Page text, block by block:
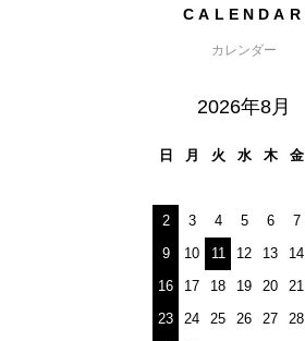
CALENDAR
カレンダー
2026年8月
日 月 火 水 木 金
2
3 4 5 6 7
9
10 11 12 13 14
16
17 18 19 20 21
23
24 25 26 27 28